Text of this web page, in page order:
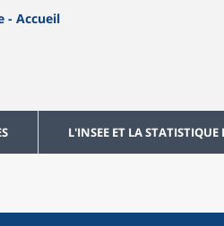
L'INSEE ET LA